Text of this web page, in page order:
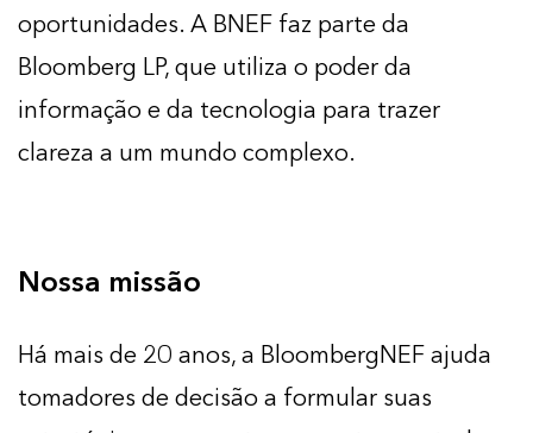
oportunidades. A BNEF faz parte da
Bloomberg LP, que utiliza o poder da
informação e da tecnologia para trazer
clareza a um mundo complexo.
Nossa missão
Há mais de 20 anos, a BloombergNEF ajuda
tomadores de decisão a formular suas